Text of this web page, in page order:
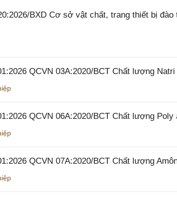
BXD Cơ sở vật chất, trang thiết bị
QCVN 03A:2020/BCT Chất lượng
QCVN 06A:2020/BCT Chất lượng Poly
QCVN 07A:2020/BCT Chất lượng